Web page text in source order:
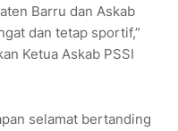
Barru dan Askab
dan tetap sportif,”
Ketua Askab PSSI
selamat bertanding